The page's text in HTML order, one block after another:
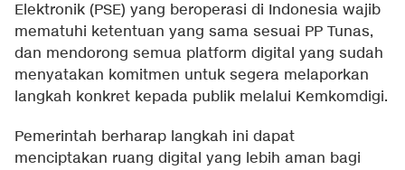
Elektronik (PSE) yang beroperasi di Indonesia wajib
mematuhi ketentuan yang sama sesuai PP Tunas,
dan mendorong semua platform digital yang sudah
menyatakan komitmen untuk segera melaporkan
langkah konkret kepada publik melalui Kemkomdigi.
Pemerintah berharap langkah ini dapat
menciptakan ruang digital yang lebih aman bagi